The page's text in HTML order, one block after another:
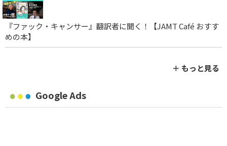
『ファック・キャンサー』翻訳者に聞く！【JAMT Café おすす
めの本】
＋ もっと見る
Google Ads